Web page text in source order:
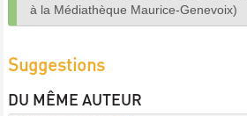
à la Médiathèque Maurice-Genevoix)
Suggestions
DU MÊME AUTEUR